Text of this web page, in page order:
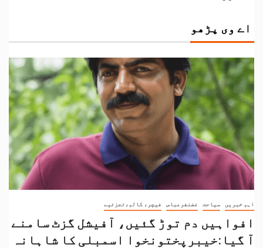
اے وی پڑھو
اہم خبریں سیاحت غضنفرعباس فیچر، کالم،تجزئیے
افواہیں دم توڑ گئیں، آفیشل گزٹ سامنے
آ گیا:خیبرپختونخوا اسمبلی کا شاہانہ